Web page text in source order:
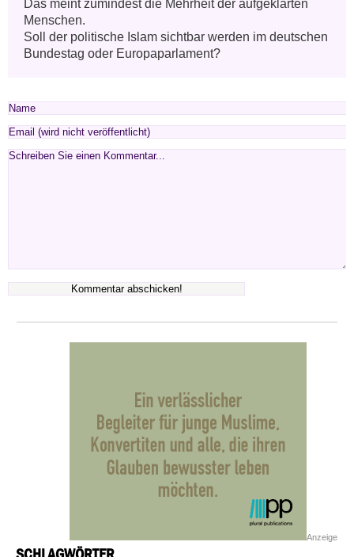
Das meint zumindest die Mehrheit der aufgeklärten
Menschen.
Soll der politische Islam sichtbar werden im deutschen
Bundestag oder Europaparlament?
Anzeige